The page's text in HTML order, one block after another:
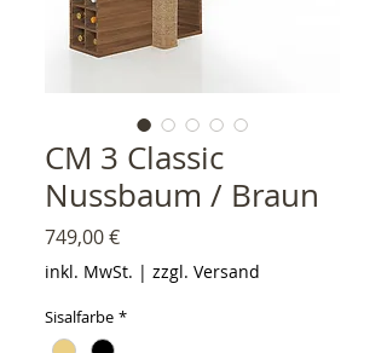
CM 3 Classic
Nussbaum / Braun
749,00 €Preis
inkl. MwSt. | zzgl. Versand
Sisalfarbe *